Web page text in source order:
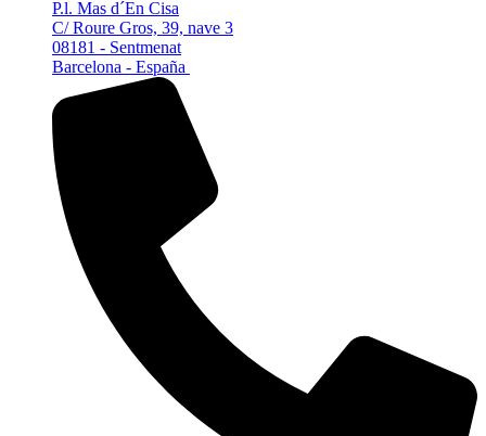
P.l. Mas d´En Cisa
C/ Roure Gros, 39, nave 3
08181 - Sentmenat
Barcelona - España